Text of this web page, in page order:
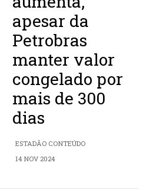
apesar da
Petrobras
manter valor
congelado por
mais de 300
dias
ESTADÃO CONTEÚDO
14 NOV 2024